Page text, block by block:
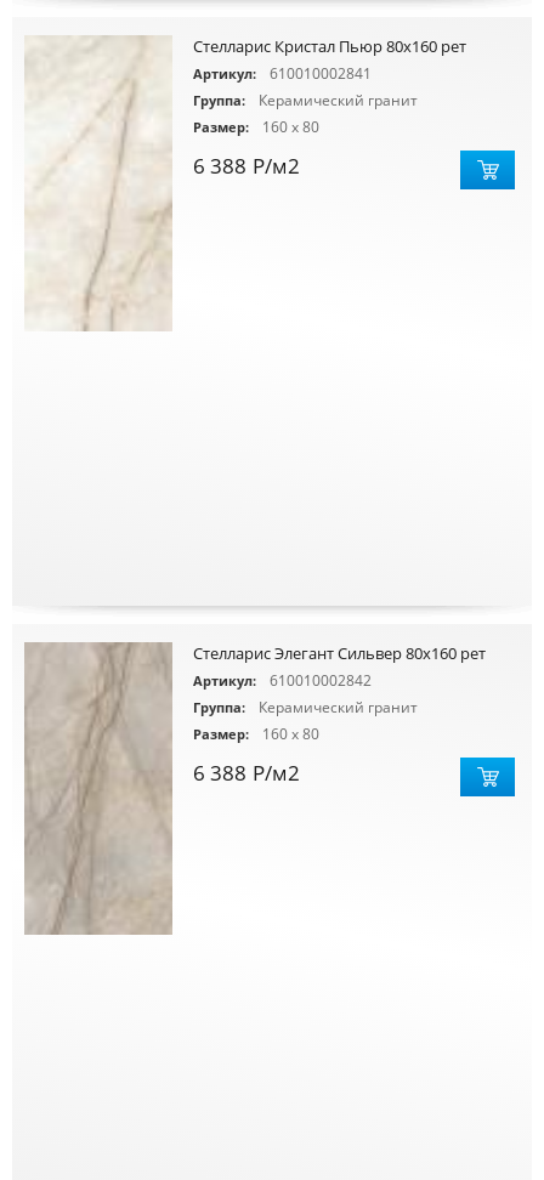
Стелларис Кристал Пьюр 80х160 рет
Артикул: 610010002841
Группа: Керамический гранит
Размер: 160 x 80
6 388 Р/м2
Стелларис Элегант Сильвер 80х160 рет
Артикул: 610010002842
Группа: Керамический гранит
Размер: 160 x 80
6 388 Р/м2